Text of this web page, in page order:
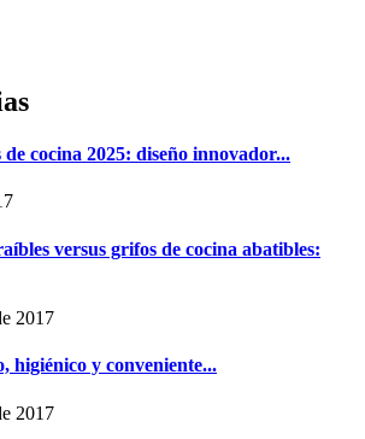
cocina 2025: diseño innovador...
versus grifos de cocina abatibles:
2017
higiénico y conveniente...
2017